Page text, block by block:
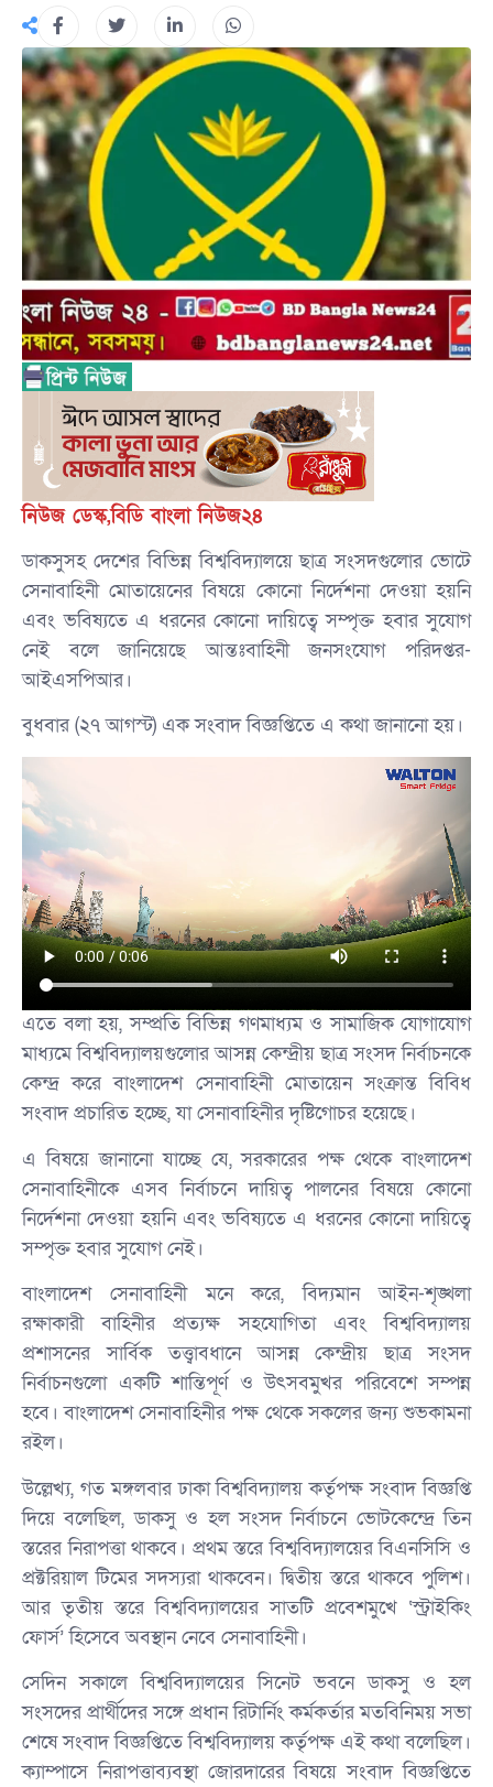
নিউজ ডেস্ক,বিডি বাংলা নিউজ২৪
ডাকসুসহ দেশের বিভিন্ন বিশ্ববিদ্যালয়ে ছাত্র সংসদগুলোর ভোটে
সেনাবাহিনী মোতায়েনের বিষয়ে কোনো নির্দেশনা দেওয়া হয়নি
এবং ভবিষ্যতে এ ধরনের কোনো দায়িত্বে সম্পৃক্ত হবার সুযোগ
নেই বলে জানিয়েছে আন্তঃবাহিনী জনসংযোগ পরিদপ্তর-
আইএসপিআর।
বুধবার (২৭ আগস্ট) এক সংবাদ বিজ্ঞপ্তিতে এ কথা জানানো হয়।
এতে বলা হয়, সম্প্রতি বিভিন্ন গণমাধ্যম ও সামাজিক যোগাযোগ
মাধ্যমে বিশ্ববিদ্যালয়গুলোর আসন্ন কেন্দ্রীয় ছাত্র সংসদ নির্বাচনকে
কেন্দ্র করে বাংলাদেশ সেনাবাহিনী মোতায়েন সংক্রান্ত বিবিধ
সংবাদ প্রচারিত হচ্ছে, যা সেনাবাহিনীর দৃষ্টিগোচর হয়েছে।
এ বিষয়ে জানানো যাচ্ছে যে, সরকারের পক্ষ থেকে বাংলাদেশ
সেনাবাহিনীকে এসব নির্বাচনে দায়িত্ব পালনের বিষয়ে কোনো
নির্দেশনা দেওয়া হয়নি এবং ভবিষ্যতে এ ধরনের কোনো দায়িত্বে
সম্পৃক্ত হবার সুযোগ নেই।
বাংলাদেশ সেনাবাহিনী মনে করে, বিদ্যমান আইন-শৃঙ্খলা
রক্ষাকারী বাহিনীর প্রত্যক্ষ সহযোগিতা এবং বিশ্ববিদ্যালয়
প্রশাসনের সার্বিক তত্ত্বাবধানে আসন্ন কেন্দ্রীয় ছাত্র সংসদ
নির্বাচনগুলো একটি শান্তিপূর্ণ ও উৎসবমুখর পরিবেশে সম্পন্ন
হবে। বাংলাদেশ সেনাবাহিনীর পক্ষ থেকে সকলের জন্য শুভকামনা
রইল।
উল্লেখ্য, গত মঙ্গলবার ঢাকা বিশ্ববিদ্যালয় কর্তৃপক্ষ সংবাদ বিজ্ঞপ্তি
দিয়ে বলেছিল, ডাকসু ও হল সংসদ নির্বাচনে ভোটকেন্দ্রে তিন
স্তরের নিরাপত্তা থাকবে। প্রথম স্তরে বিশ্ববিদ্যালয়ের বিএনসিসি ও
প্রক্টরিয়াল টিমের সদস্যরা থাকবেন। দ্বিতীয় স্তরে থাকবে পুলিশ।
আর তৃতীয় স্তরে বিশ্ববিদ্যালয়ের সাতটি প্রবেশমুখে ‘স্ট্রাইকিং
ফোর্স’ হিসেবে অবস্থান নেবে সেনাবাহিনী।
সেদিন সকালে বিশ্ববিদ্যালয়ের সিনেট ভবনে ডাকসু ও হল
সংসদের প্রার্থীদের সঙ্গে প্রধান রিটার্নিং কর্মকর্তার মতবিনিময় সভা
শেষে সংবাদ বিজ্ঞপ্তিতে বিশ্ববিদ্যালয় কর্তৃপক্ষ এই কথা বলেছিল।
ক্যাম্পাসে নিরাপত্তাব্যবস্থা জোরদারের বিষয়ে সংবাদ বিজ্ঞপ্তিতে